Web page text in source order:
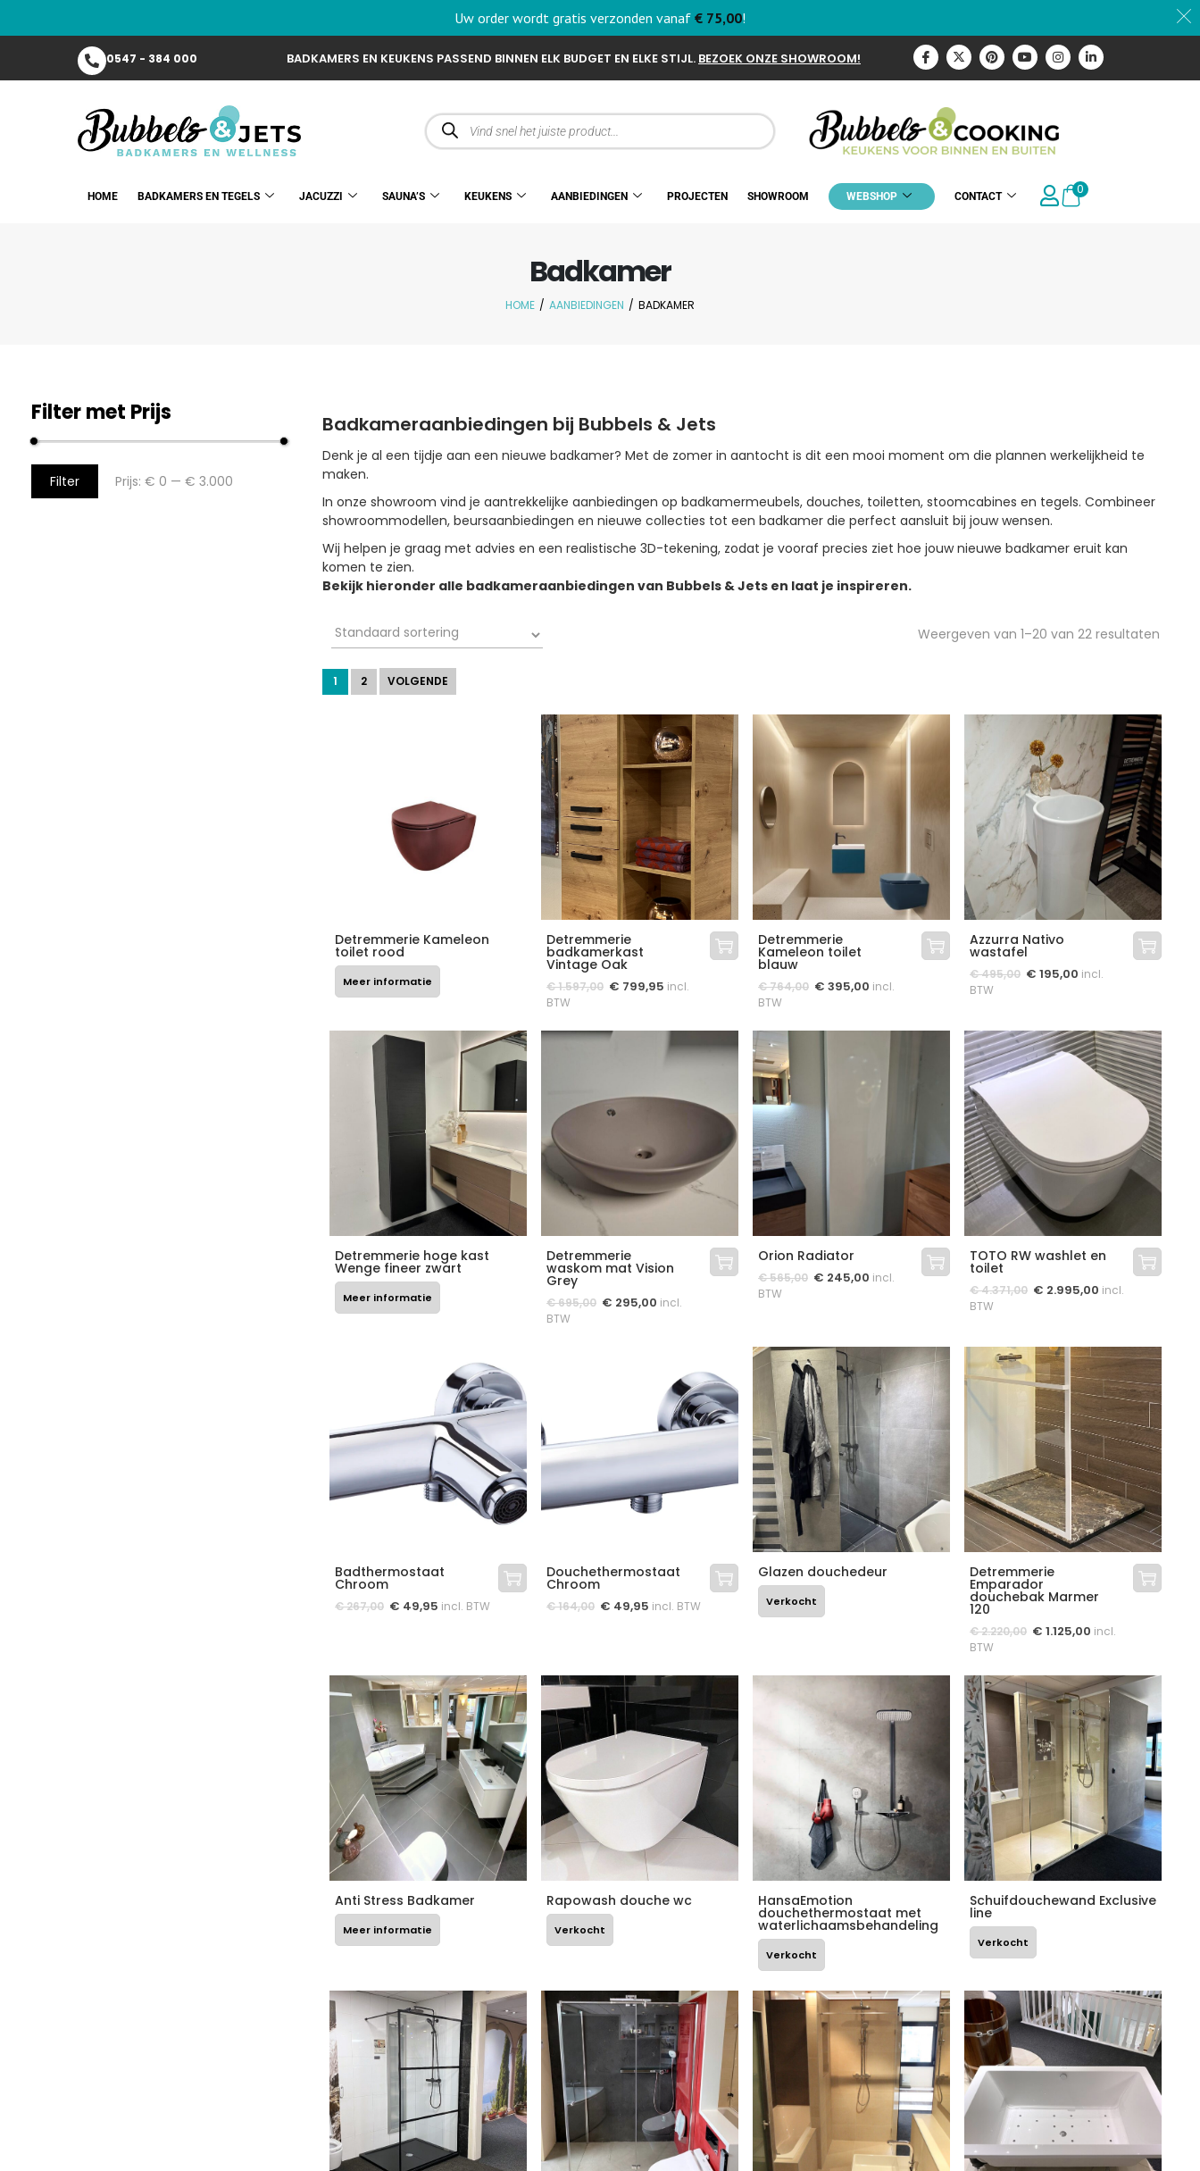
Uw order wordt gratis verzonden vanaf € 75,00!
0547 - 384 000 BADKAMERS EN KEUKENS PASSEND BINNEN ELK BUDGET EN ELKE STIJL. BEZOEK ONZE SHOWROOM!
HOME BADKAMERS EN TEGELS JACUZZI SAUNA’S KEUKENS AANBIEDINGEN PROJECTEN SHOWROOM WEBSHOP CONTACT 0
Badkamer
HOME / AANBIEDINGEN / BADKAMER
Filter met Prijs
Filter Prijs: € 0 — € 3.000
Badkameraanbiedingen bij Bubbels & Jets
Denk je al een tijdje aan een nieuwe badkamer? Met de zomer in aantocht is dit een mooi moment om die plannen werkelijkheid te
maken.
In onze showroom vind je aantrekkelijke aanbiedingen op badkamermeubels, douches, toiletten, stoomcabines en tegels. Combineer
showroommodellen, beursaanbiedingen en nieuwe collecties tot een badkamer die perfect aansluit bij jouw wensen.
Wij helpen je graag met advies en een realistische 3D-tekening, zodat je vooraf precies ziet hoe jouw nieuwe badkamer eruit kan
komen te zien.
Bekijk hieronder alle badkameraanbiedingen van Bubbels & Jets en laat je inspireren.
Weergeven van 1–20 van 22 resultaten
1 2 VOLGENDE
Detremmerie Kameleon
toilet rood
Meer informatie
Detremmerie
badkamerkast
Vintage Oak
€1.597,00 € 799,95 incl.
BTW
Detremmerie
Kameleon toilet
blauw
€764,00 € 395,00 incl.
BTW
Azzurra Nativo
wastafel
€495,00 € 195,00 incl.
BTW
Detremmerie hoge kast
Wenge fineer zwart
Meer informatie
Detremmerie
waskom mat Vision
Grey
€695,00 € 295,00 incl.
BTW
Orion Radiator
€565,00 € 245,00 incl.
BTW
TOTO RW washlet en
toilet
€4.371,00 € 2.995,00 incl.
BTW
Badthermostaat
Chroom
€267,00 € 49,95 incl. BTW
Douchethermostaat
Chroom
€164,00 € 49,95 incl. BTW
Glazen douchedeur
Verkocht
Detremmerie
Emparador
douchebak Marmer
120
€2.220,00 € 1.125,00 incl.
BTW
Anti Stress Badkamer
Meer informatie
Rapowash douche wc
Verkocht
HansaEmotion
douchethermostaat met
waterlichaamsbehandeling
Verkocht
Schuifdouchewand Exclusive
line
Verkocht